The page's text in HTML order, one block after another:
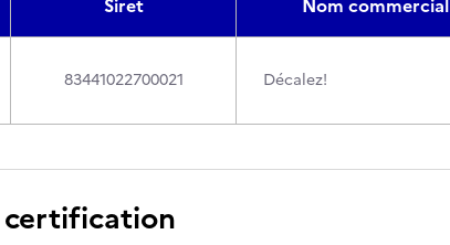
Siret Nom commercial
83441022700021 Décalez!
certification